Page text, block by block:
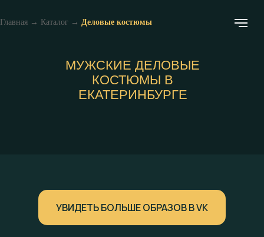
Главная → Каталог → Деловые костюмы
МУЖСКИЕ ДЕЛОВЫЕ
КОСТЮМЫ В
ЕКАТЕРИНБУРГЕ
УВИДЕТЬ БОЛЬШЕ ОБРАЗОВ В VK